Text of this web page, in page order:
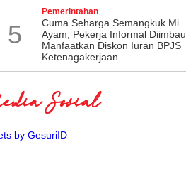
5
Pemerintahan
Cuma Seharga Semangkuk Mi
Ayam, Pekerja Informal Diimbau
Manfaatkan Diskon Iuran BPJS
Ketenagakerjaan
Sosial
by GesuriID